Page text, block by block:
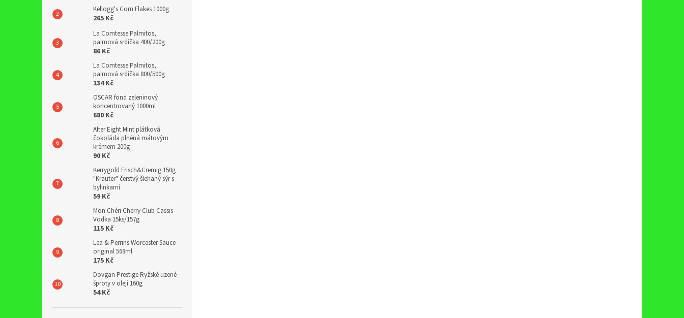
Kellogg's Corn Flakes 1000g
265 Kč
La Comtesse Palmitos,
palmová srdíčka 400/200g
86 Kč
La Comtesse Palmitos,
palmová srdíčka 800/500g
134 Kč
OSCAR fond zeleninový
koncentrovaný 1000ml
680 Kč
After Eight Mint plátková
čokoláda plněná mátovým
krémem 200g
90 Kč
Kerrygold Frisch&Cremig 150g
"Kräuter" čerstvý šlehaný sýr s
bylinkami
59 Kč
Mon Chéri Cherry Club Cassis-
Vodka 15ks/157g
115 Kč
Lea & Perrins Worcester Sauce
original 568ml
175 Kč
Dovgan Prestige Ryžské uzené
šproty v oleji 160g
54 Kč